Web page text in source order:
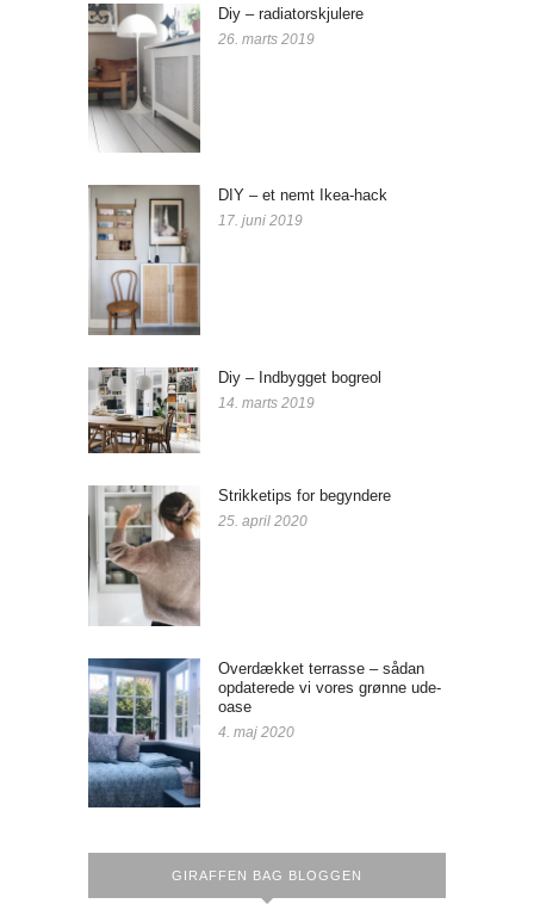
Diy – radiatorskjulere
26. marts 2019
DIY – et nemt Ikea-hack
17. juni 2019
Diy – Indbygget bogreol
14. marts 2019
Strikketips for begyndere
25. april 2020
Overdækket terrasse – sådan
opdaterede vi vores grønne ude-
oase
4. maj 2020
GIRAFFEN BAG BLOGGEN